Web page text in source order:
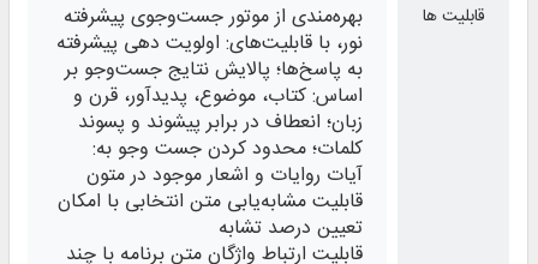
قابلیت ها
بهره‌مندی از موتور جست‌وجوی پیشرفته
نور، با قابلیت‌های: اولویت دهی پیشرفته
به پاسخ‌ها؛ پالایش نتایج جست‌وجو بر
اساس: کتاب، موضوع، پدیدآور، قرن و
زبان؛ انعطاف در برابر پیشوند و پسوند
کلمات؛ محدود کردن جست وجو به:
آیات روایات و اشعار موجود در متون
قابلیت مشابه‌یابی متن انتخابی با امکان
تعیین درصد تشابه
قابلیت ارتباط واژگان متن برنامه با چند